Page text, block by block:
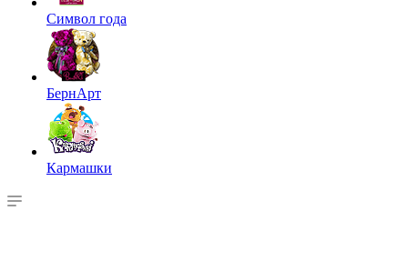
Символ года
БернАрт
Кармашки